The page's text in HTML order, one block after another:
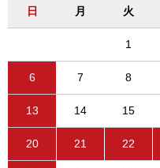
日 月 火
1
6 7 8
13 14 15
20 21 22